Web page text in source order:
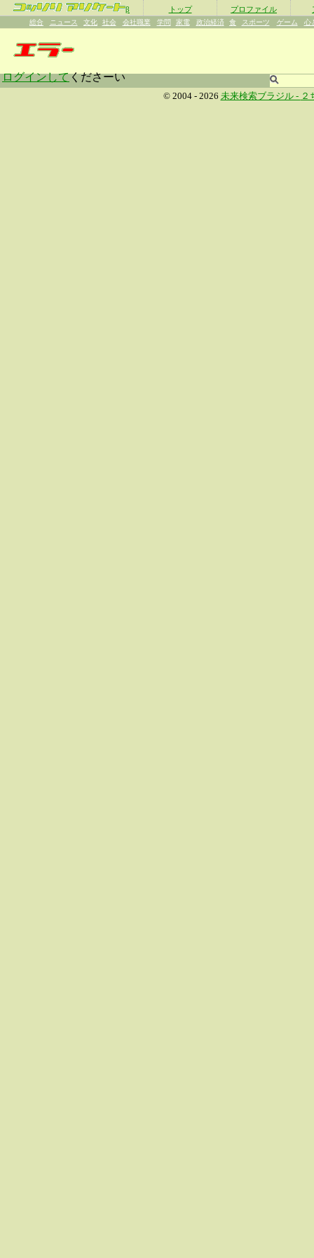
β トップ プロファイル
総合 ニュース 文化 社会 会社職業 学問 家電 政治経済 食 スポーツ ゲーム 心
ログインしてくださーい
© 2004 - 2026 未来検索ブラジル - ２